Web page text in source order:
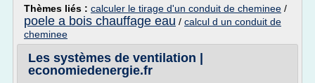
Thèmes liés : calculer le tirage d'un conduit de cheminee /
poele a bois chauffage eau / calcul d un conduit de
cheminee
Les systèmes de ventilation |
economiedenergie.fr